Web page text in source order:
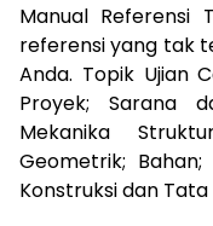
Manual Referensi
referensi yang tak
Anda. Topik Ujian
Proyek; Sarana
Mekanika
Geometrik; Bahan;
Konstruksi dan